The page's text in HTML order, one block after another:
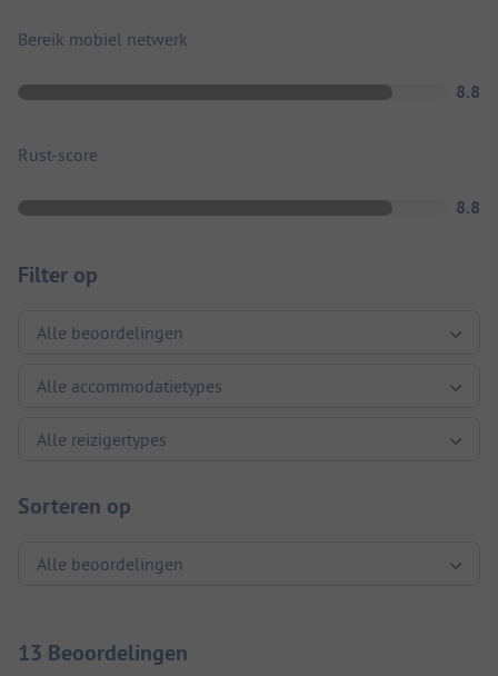
Bereik mobiel netwerk
8.8
Rust-score
8.8
Filter op
Sorteren op
13 Beoordelingen